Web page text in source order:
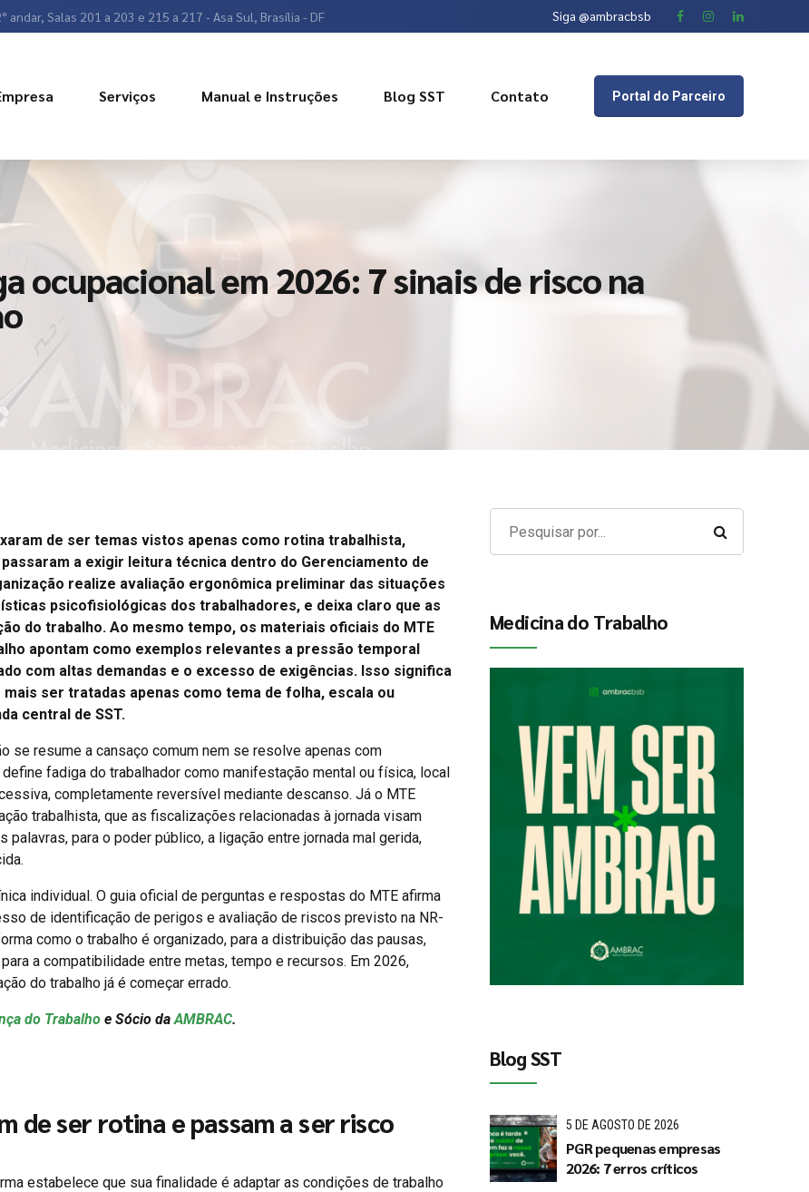
andar, Salas 201 a 203 e 215 a 217 - Asa Sul, Brasília - DF Siga @ambracbsb
Portal do Parceiro
Serviços Manual e Instruções Blog SST Contato
ocupacional em 2026: 7 sinais de risco na
de ser temas vistos apenas como rotina trabalhista,
a exigir leitura técnica dentro do Gerenciamento de
realize avaliação ergonômica preliminar das situações
psicofisiológicas dos trabalhadores, e deixa claro que as
do trabalho. Ao mesmo tempo, os materiais oficiais do MTE
apontam como exemplos relevantes a pressão temporal
com altas demandas e o excesso de exigências. Isso significa
ser tratadas apenas como tema de folha, escala ou
central de SST.
se resume a cansaço comum nem se resolve apenas com
fadiga do trabalhador como manifestação mental ou física, local
completamente reversível mediante descanso. Já o MTE
trabalhista, que as fiscalizações relacionadas à jornada visam
para o poder público, a ligação entre jornada mal gerida,
individual. O guia oficial de perguntas e respostas do MTE afirma
de identificação de perigos e avaliação de riscos previsto na NR-
como o trabalho é organizado, para a distribuição das pausas,
a compatibilidade entre metas, tempo e recursos. Em 2026,
do trabalho já é começar errado.
do Trabalho e Sócio daAMBRAC.
de ser rotina e passam a ser risco
estabelece que sua finalidade é adaptar as condições de trabalho
Medicina do Trabalho
Blog SST
5 DE AGOSTO DE 2026
PGR pequenas empresas
2026: 7 erros críticos